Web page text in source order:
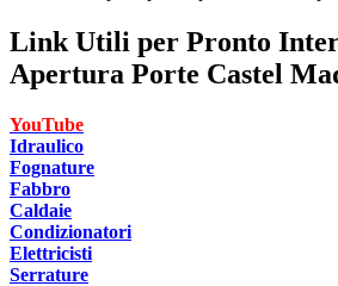
Link Utili per Pronto
Apertura Porte Castel
YouTube
Idraulico
Fognature
Fabbro
Caldaie
Condizionatori
Elettricisti
Serrature